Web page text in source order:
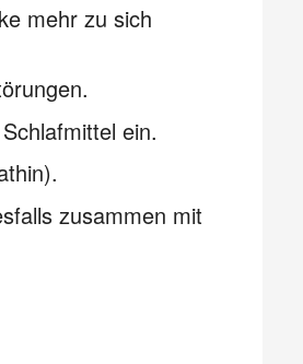
mehr zu sich
ein.
zusammen mit